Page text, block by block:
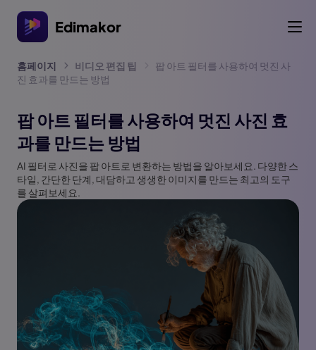
Edimakor
홈페이지 비디오 편집 팁
팝 아트 필터를 사용하여 멋진 사
진 효과를 만드는 방법
팝 아트 필터를 사용하여 멋진 사진 효
과를 만드는 방법
AI 필터로 사진을 팝 아트로 변환하는 방법을 알아보세요. 다양한 스
타일, 간단한 단계, 대담하고 생생한 이미지를 만드는 최고의 도구
를 살펴보세요.